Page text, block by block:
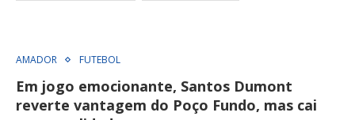
AMADOR FUTEBOL
Em jogo emocionante, Santos Dumont
reverte vantagem do Poço Fundo, mas cai